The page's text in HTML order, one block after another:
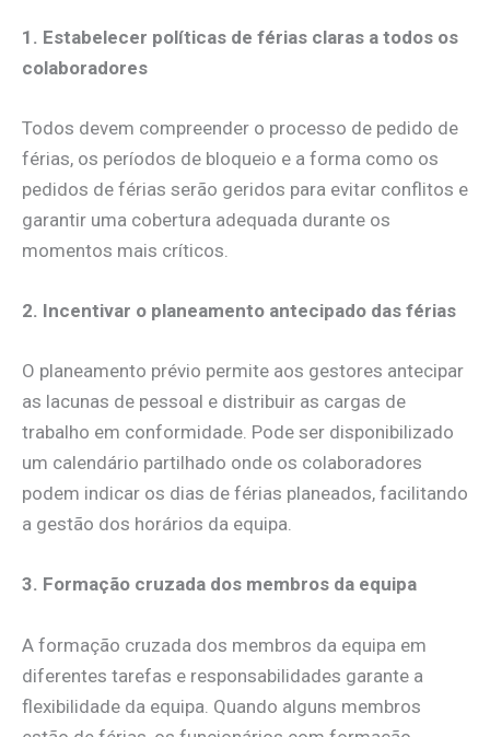
1. Estabelecer políticas de férias claras a todos os
colaboradores
Todos devem compreender o processo de pedido de
férias, os períodos de bloqueio e a forma como os
pedidos de férias serão geridos para evitar conflitos e
garantir uma cobertura adequada durante os
momentos mais críticos.
2. Incentivar o planeamento antecipado das férias
O planeamento prévio permite aos gestores antecipar
as lacunas de pessoal e distribuir as cargas de
trabalho em conformidade. Pode ser disponibilizado
um calendário partilhado onde os colaboradores
podem indicar os dias de férias planeados, facilitando
a gestão dos horários da equipa.
3. Formação cruzada dos membros da equipa
A formação cruzada dos membros da equipa em
diferentes tarefas e responsabilidades garante a
flexibilidade da equipa. Quando alguns membros